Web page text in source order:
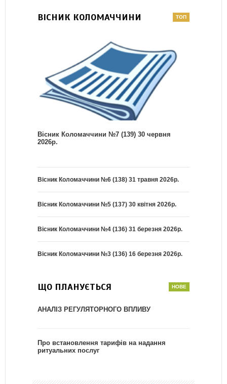
ВІСНИК КОЛОМАЧЧИНИ
Вісник Коломаччини №7 (139) 30 червня
2026р.
Вісник Коломаччини №6 (138) 31 травня 2026р.
Вісник Коломаччини №5 (137) 30 квітня 2026р.
Вісник Коломаччини №4 (136) 31 березня 2026р.
Вісник Коломаччини №3 (136) 16 березня 2026р.
ЩО ПЛАНУЄТЬСЯ
АНАЛІЗ РЕГУЛЯТОРНОГО ВПЛИВУ
Про встановлення тарифів на надання
ритуальних послуг